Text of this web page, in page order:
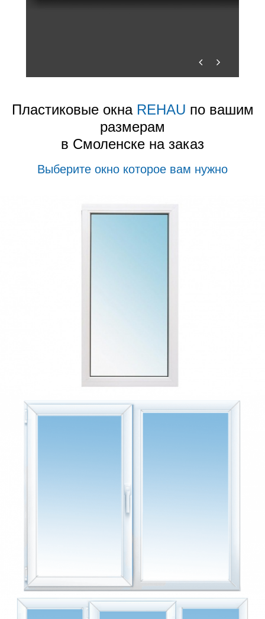
Пластиковые окна REHAU по вашим
размерам
в Смоленске на заказ
Выберите окно которое вам нужно